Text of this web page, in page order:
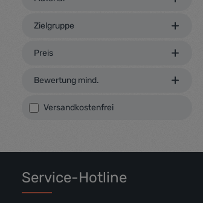
Zielgruppe
Preis
Bewertung mind.
Filter hinzufügen: Versandkostenfrei
Versandkostenfrei
Service-Hotline